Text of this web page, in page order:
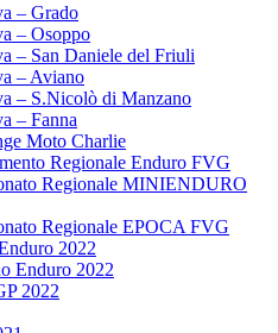
– Grado
– Osoppo
– San Daniele del Friuli
– Aviano
– S.Nicolò di Manzano
– Fanna
Moto Charlie
Regionale Enduro FVG
Regionale MINIENDURO
Regionale EPOCA FVG
2022
Enduro 2022
2022